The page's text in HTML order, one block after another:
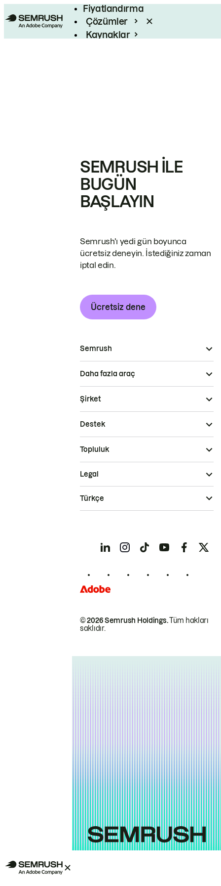
Fiyatlandırma
Çözümler
Kaynaklar
SEMRUSH ILE
BUGÜN
BAŞLAYIN
Semrush'ı yedi gün boyunca
ücretsiz deneyin. İstediğiniz zaman
iptal edin.
Ücretsiz dene
Semrush
Daha fazla araç
Şirket
Destek
Topluluk
© 2026 Semrush Holdings.Tüm hakları
saklıdır.
Legal
Türkçe